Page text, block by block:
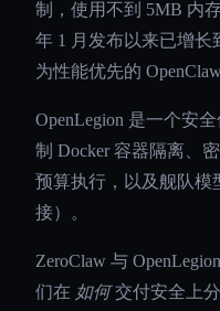
制，使用不到 5MB 内
年 1 月发布以来已增长
为性能优先的
OpenLegion 是一个安
制 Docker 容器隔离、
预算执行，以及舰队模
接）。
ZeroClaw 与
们在 如何交付安全上分